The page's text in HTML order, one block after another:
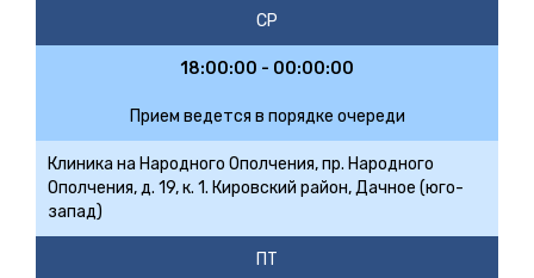
СР
18:00:00 - 00:00:00
Прием ведется в порядке очереди
Клиника на Народного Ополчения, пр. Народного
Ополчения, д. 19, к. 1. Кировский район, Дачное (юго-
запад)
ПТ